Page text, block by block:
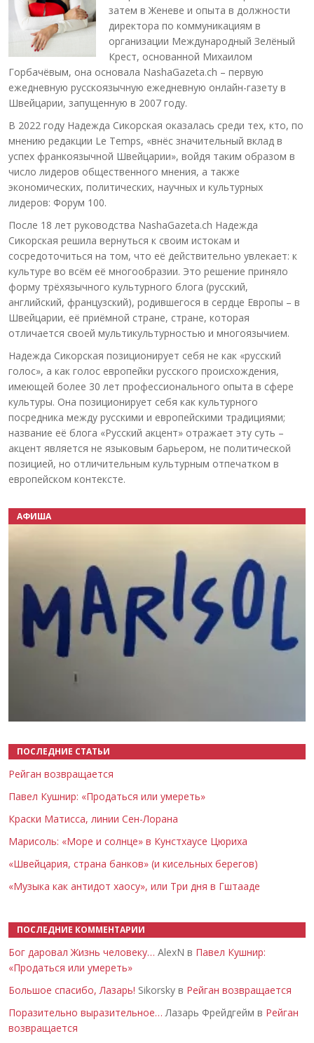
затем в Женеве и опыта в должности
директора по коммуникациям в
организации Международный Зелёный
Крест, основанной Михаилом
Горбачёвым, она основала NashaGazeta.ch – первую
ежедневную русскоязычную ежедневную онлайн-газету в
Швейцарии, запущенную в 2007 году.
В 2022 году Надежда Сикорская оказалась среди тех, кто, по
мнению редакции Le Temps, «внёс значительный вклад в
успех франкоязычной Швейцарии», войдя таким образом в
число лидеров общественного мнения, а также
экономических, политических, научных и культурных
лидеров: Форум 100.
После 18 лет руководства NashaGazeta.ch Надежда
Сикорская решила вернуться к своим истокам и
сосредоточиться на том, что её действительно увлекает: к
культуре во всём её многообразии. Это решение приняло
форму трёхязычного культурного блога (русский,
английский, французский), родившегося в сердце Европы – в
Швейцарии, её приёмной стране, стране, которая
отличается своей мультикультурностью и многоязычием.
Надежда Сикорская позиционирует себя не как «русский
голос», а как голос европейки русского происхождения,
имеющей более 30 лет профессионального опыта в сфере
культуры. Она позиционирует себя как культурного
посредника между русскими и европейскими традициями;
название её блога «Русский акцент» отражает эту суть –
акцент является не языковым барьером, не политической
позицией, но отличительным культурным отпечатком в
европейском контексте.
АФИША
ПОСЛЕДНИЕ СТАТЬИ
Рейган возвращается
Павел Кушнир: «Продаться или умереть»
Краски Матисса, линии Сен-Лорана
Марисоль: «Море и солнце» в Кунстхаусе Цюриха
«Швейцария, страна банков» (и кисельных берегов)
«Музыка как антидот хаосу», или Три дня в Гштааде
ПОСЛЕДНИЕ КОММЕНТАРИИ
Бог даровал Жизнь человеку… AlexN в Павел Кушнир:
«Продаться или умереть»
Большое спасибо, Лазарь! Sikorsky в Рейган возвращается
Поразительно выразительное… Лазарь Фрейдгейм в Рейган
возвращается